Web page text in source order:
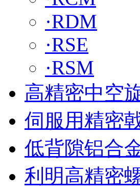
·RDM
·RSE
·RSM
高精密中空
伺服用精密
低背隙铝合
利明高精密